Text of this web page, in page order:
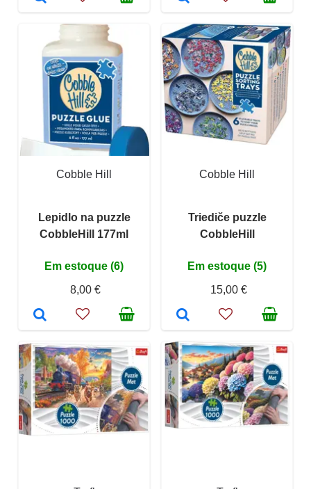
Cobble Hill
Lepidlo na puzzle
CobbleHill 177ml
Em estoque (6)
8,00 €
Cobble Hill
Triediče puzzle
CobbleHill
Em estoque (5)
15,00 €